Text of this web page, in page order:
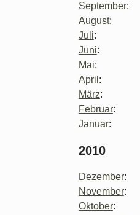
September:
August:
Juli:
Juni:
Mai:
April :
März:
Februar:
Januar:
2010
Dezember:
November:
Oktober: